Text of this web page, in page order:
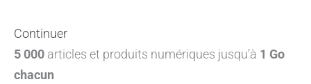
Continuer
5 000 articles et produits numériques jusqu’à 1 Go
chacun